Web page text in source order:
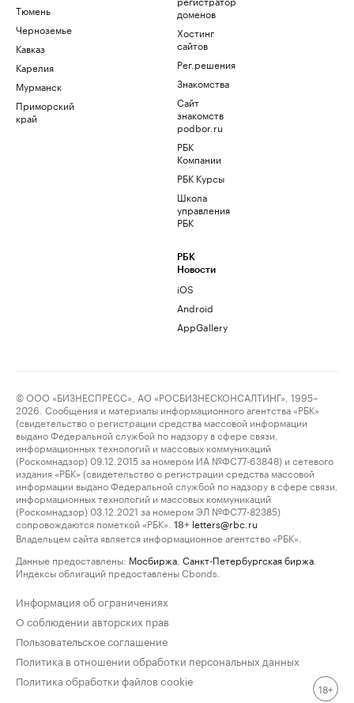
Тюмень
Черноземье
Кавказ
Карелия
Мурманск
Приморский
край
доменов
Хостинг
сайтов
Рег.решения
Знакомства
Сайт
знакомств
podbor.ru
РБК
Компании
РБК Курсы
Школа
управления
РБК
РБК
Новости
iOS
Android
AppGallery
© ООО «БИЗНЕСПРЕСС», АО «РОСБИЗНЕСКОНСАЛТИНГ», 1995–
2026. Сообщения и материалы информационного агентства «РБК»
(свидетельство о регистрации средства массовой информации
выдано Федеральной службой по надзору в сфере связи,
информационных технологий и массовых коммуникаций
(Роскомнадзор) 09.12.2015 за номером ИА №ФС77-63848) и сетевого
издания «РБК» (свидетельство о регистрации средства массовой
информации выдано Федеральной службой по надзору в сфере связи,
информационных технологий и массовых коммуникаций
(Роскомнадзор) 03.12.2021 за номером ЭЛ №ФС77-82385)
сопровождаются пометкой «РБК».
18+ letters@rbc.ru
Владельцем сайта является информационное агентство «РБК».
Данные предоставлены: Мосбиржа Санкт-Петербургская биржа
Индексы облигаций предоставлены Cbonds.
Информация об ограничениях
О соблюдении авторских прав
Пользовательское соглашение
Политика в отношении обработки персональных данных
Политика обработки файлов cookie
18+